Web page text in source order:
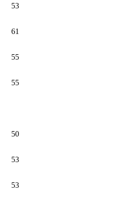
53
61
55
55
50
53
53